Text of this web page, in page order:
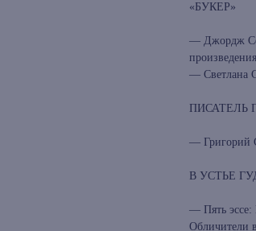
«БУКЕР»
— Джордж
— Светлана
ПИСАТЕЛЬ
— Григорий
В УСТЬЕ
— Пять эссе:
Обличители